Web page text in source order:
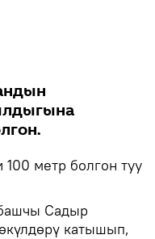
100 метр болгон туу
Садыр
катышып,